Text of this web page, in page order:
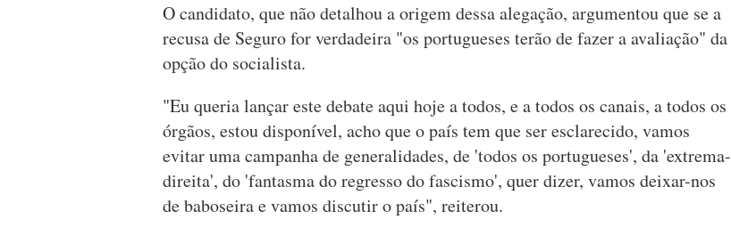
O candidato, que não detalhou a origem dessa alegação, argumentou que se a
recusa de Seguro for verdadeira "os portugueses terão de fazer a avaliação" da
opção do socialista.
"Eu queria lançar este debate aqui hoje a todos, e a todos os canais, a todos os
órgãos, estou disponível, acho que o país tem que ser esclarecido, vamos
evitar uma campanha de generalidades, de 'todos os portugueses', da 'extrema-
direita', do 'fantasma do regresso do fascismo', quer dizer, vamos deixar-nos
de baboseira e vamos discutir o país", reiterou.